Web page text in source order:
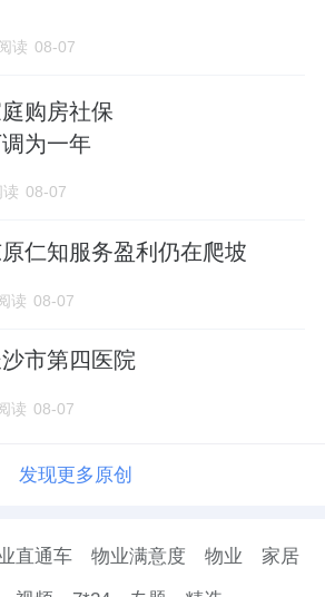
读 08-07
购房社保
为一年
08-07
仁知服务盈利仍在爬坡
读 08-07
市第四医院
读 08-07
发现更多原创
直通车 物业满意度 物业 家居